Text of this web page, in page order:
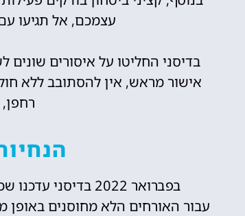
עצמכם, אל תגיעו
בדיסני החליטו על איסורים
אישור מראש, אין להסתובב ללא
בפברואר 2022 בדיסני עדכנו שכיסוי פנים יהפוך לבחירה עבור אורחים מחוסנים באופן מלא.
עבור האורחים הלא מחוסנים באופן